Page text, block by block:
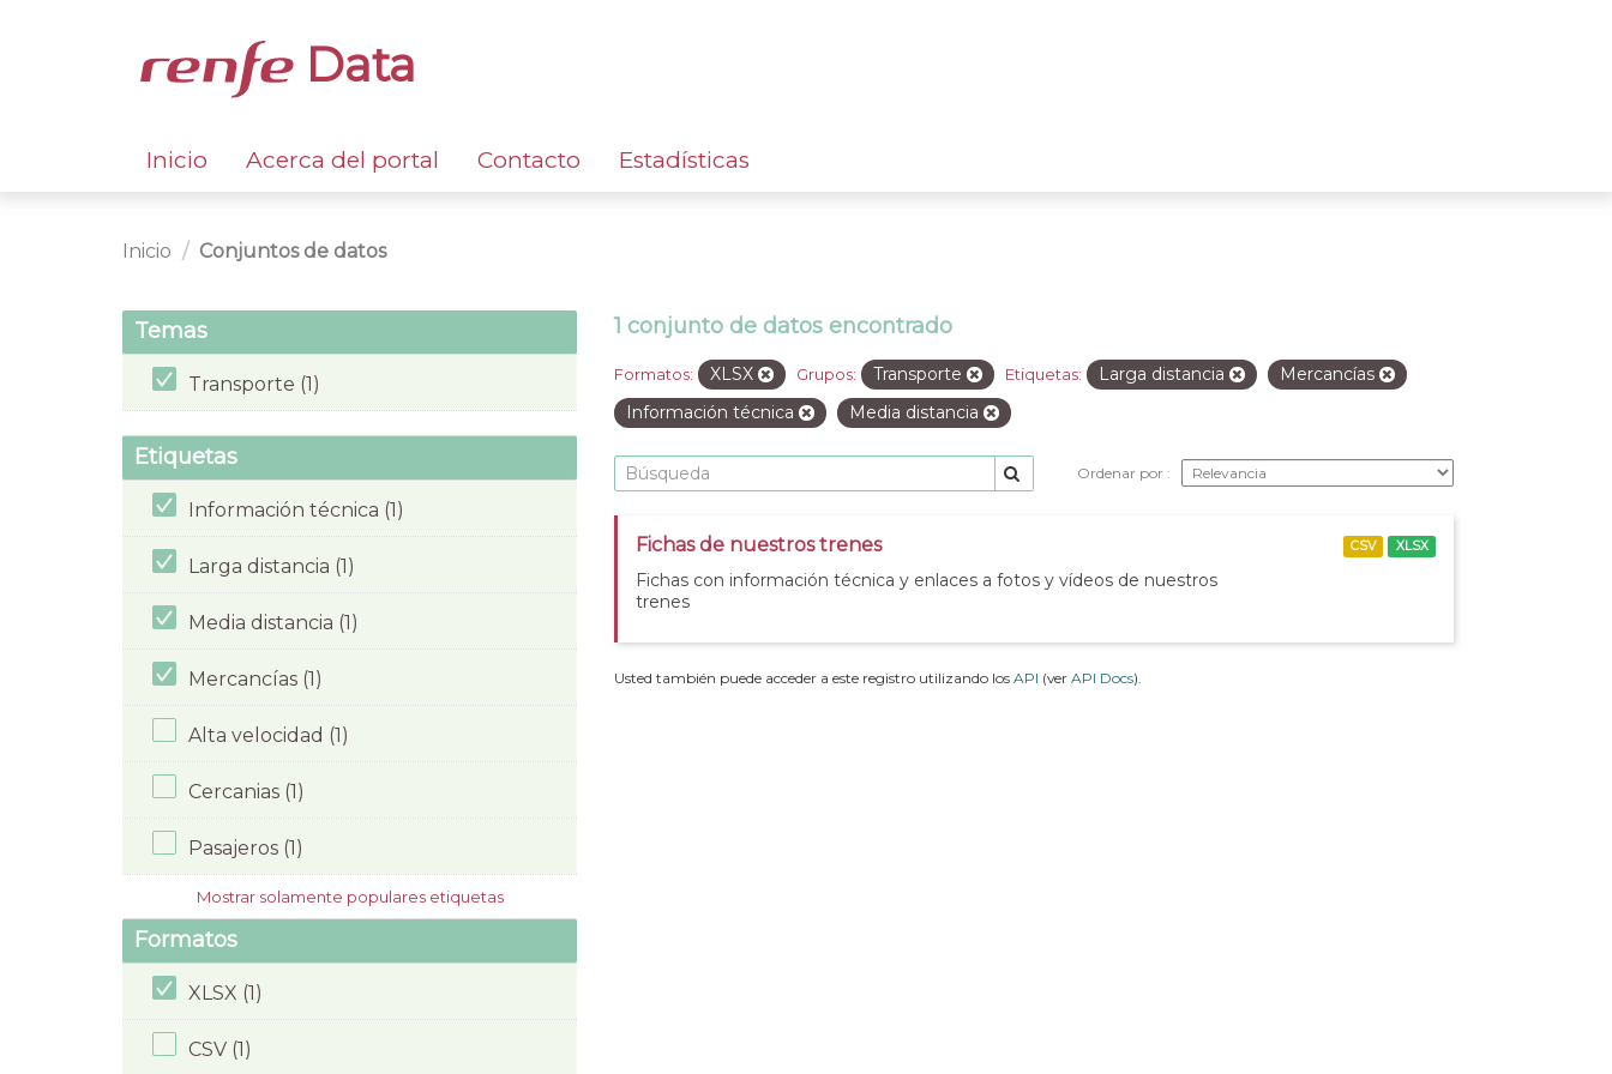
Data
Inicio Acerca del portal Contacto Estadísticas
Inicio Conjuntos de datos
Temas
Transporte (1)
Etiquetas
Información técnica (1)
Larga distancia (1)
Media distancia (1)
Mercancías (1)
Alta velocidad (1)
Cercanias (1)
Pasajeros (1)
Mostrar solamente populares etiquetas
Formatos
XLSX (1)
CSV (1)
1 conjunto de datos encontrado
Formatos: XLSX Grupos: Transporte Etiquetas: Larga distancia
Mercancías
Información técnica
Media distancia
Ordenar por
Fichas de nuestros trenes
Fichas con información técnica y enlaces a fotos y vídeos de nuestros
trenes
CSV XLSX
Usted también puede acceder a este registro utilizando los API (ver API Docs).